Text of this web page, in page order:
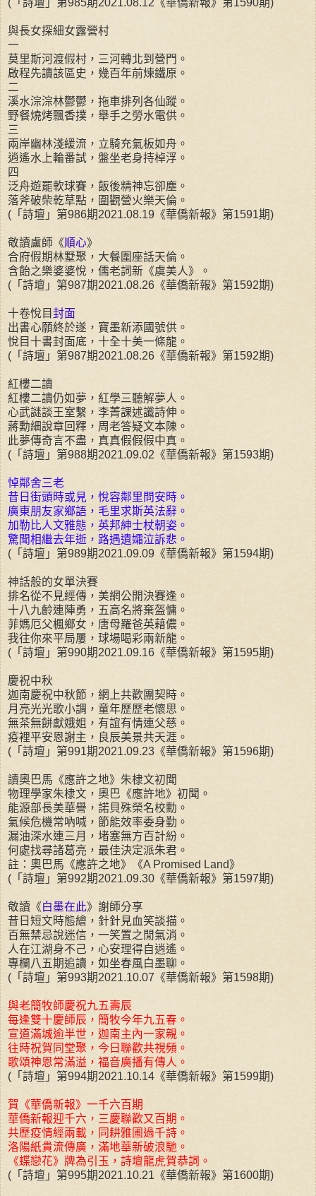
與長女探細女露營村
一
莫里斯河渡假村，三河轉北到營門。
啟程先讀該區史，幾百年前煉鐵原。
二
溪水淙淙林鬱鬱，拖車排列各仙蹤。
野餐燒烤飄香撲，舉手之勞水電供。
三
兩岸幽林淺緩流，立騎充氣板如舟。
逍遙水上輪番試，盤坐老身持棹浮。
四
泛舟遊罷軟球賽，飯後精神忘卻塵。
落斧破柴乾草點，圍觀營火樂天倫。
(「詩壇」第986期2021.08.19《華僑新報》第1591期)
敬讀盧師《順心》
合府假期林墅聚，大餐圍座話天倫。
含飴之樂婆婆悅，儒老詞新《虞美人》。
(「詩壇」第987期2021.08.26《華僑新報》第1592期)
十卷悅目 封面
出書心願終於遂，寶墨新添國號供。
悅目十書封面底，十全十美一條龍。
(「詩壇」第987期2021.08.26《華僑新報》第1592期)
紅樓二讀
紅樓二讀仍如夢，紅學三聽解夢人。
心武謎談王室繫，李菁課述讖詩伸。
蔣勳細說章回釋，周老答疑文本陳。
此夢傳奇言不盡，真真假假假中真。
(「詩壇」第988期2021.09.02《華僑新報》第1593期)
悼鄰舍三老
昔日街頭時或見，悅容鄰里問安時。
廣東朋友家鄉語，毛里求斯英法辭。
加勒比人文雅態，英邦紳士杖朝姿。
驚聞相繼去年逝，路遇遺孀泣訴悲。
(「詩壇」第989期2021.09.09《華僑新報》第1594期)
神話般的女單決賽
排名從不見經傳，美網公開決賽逢。
十八九齡連陣勇，五高名將棄盔慵。
菲媽厄父楓鄉女，唐母羅爸英藉儂。
我往你來平局屢，球場喝彩兩新龍。
(「詩壇」第990期2021.09.16《華僑新報》第1595期)
慶祝中秋
迦南慶祝中秋節，網上共歡團契時。
月亮光光歌小調，童年歷歷老懷思。
無茶無餅獻娥姐，有誼有情連父慈。
疫裡平安恩謝主，良辰美景共天涯。
(「詩壇」第991期2021.09.23《華僑新報》第1596期)
讀奧巴馬《應許之地》朱棣文初聞
物理學家朱棣文，奧巴《應許地》初聞。
能源部長美華譽，諾貝殊榮名校勳。
氣候危機常吶喊，節能效率委身勤。
漏油深水連三月，堵塞無方百計紛。
何處找尋諸葛亮，最佳決定派朱君。
註：奧巴馬《應許之地》《A Promised Land》
(「詩壇」第992期2021.09.30《華僑新報》第1597期)
敬讀《白墨在此》謝師分享
昔日短文時態繪，針針見血笑談描。
百無禁忌說迷信，一笑置之閒氣消。
人在江湖身不己，心安理得自逍遙。
專欄八五期追讀，如坐春風白墨聊。
(「詩壇」第993期2021.10.07《華僑新報》第1598期)
與老簡牧師慶祝九五壽辰
每逢雙十慶師辰，簡牧今年九五春。
宣道滿城逾半世，迦南主內一家親。
往時祝賀同堂聚，今日聯歡共視頻。
歌頌神恩常滿溢，福音廣播有傳人。
(「詩壇」第994期2021.10.14《華僑新報》第1599期)
賀《華僑新報》一千六百期
華僑新報迎千六，三慶聯歡又百期。
共歷疫情經兩載，同耕雅圃過千詩。
洛陽紙貴流傳廣，滿地華新破浪馳。
《蝶戀花》牌為引玉，詩壇龍虎賀恭詞。
(「詩壇」第995期2021.10.21《華僑新報》第1600期)